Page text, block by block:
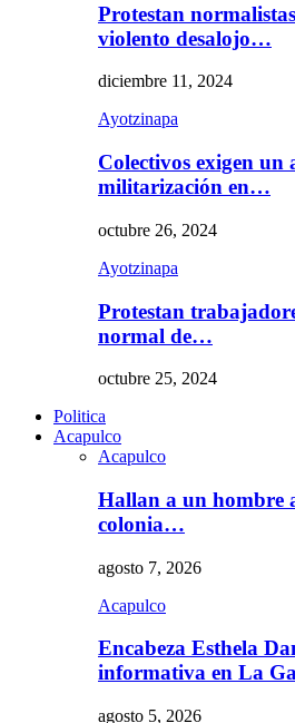
Protestan
violento desalojo…
diciembre 11, 2024
Ayotzinapa
Colectivos exigen un
militarización en…
octubre 26, 2024
Ayotzinapa
Protestan
normal de…
octubre 25, 2024
Politica
Acapulco
Acapulco
Hallan a un hombre
colonia…
agosto 7, 2026
Acapulco
Encabeza Esthela
informativa en La
agosto 5, 2026